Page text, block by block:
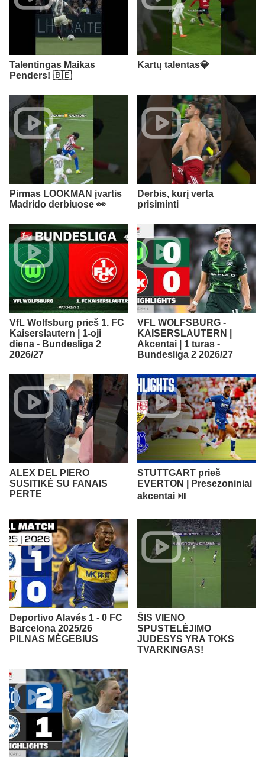
Talentingas Maikas
Penders! 🇧🇪
Kartų talentas💎
Pirmas LOOKMAN įvartis
Madrido derbiuose 👀
Derbis, kurį verta
prisiminti
VfL Wolfsburg prieš 1. FC
Kaiserslautern | 1-oji
diena - Bundesliga 2
2026/27
VFL WOLFSBURG -
KAISERSLAUTERN |
Akcentai | 1 turas -
Bundesliga 2 2026/27
ALEX DEL PIERO
SUSITIKĖ SU FANAIS
PERTE
STUTTGART prieš
EVERTON | Presezoniniai
akcentai ⏯️
Deportivo Alavés 1 - 0 FC
Barcelona 2025/26
PILNAS MĖGEBIUS
ŠIS VIENO
SPUSTELĖJIMO
JUDESYS YRA TOKS
TVARKINGAS!